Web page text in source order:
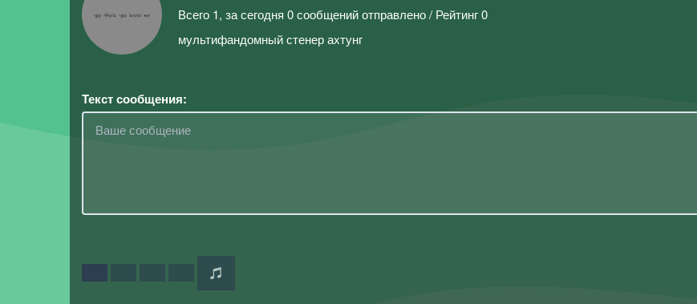
Всего 1, за сегодня 0 сообщений отправлено / Рейтинг 0
мультифандомный стенер ахтунг
Текст сообщения: